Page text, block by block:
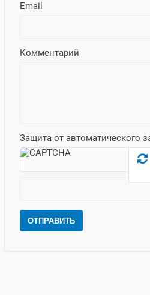
Email
Комментарий
Защита от автоматического
ОТПРАВИТЬ